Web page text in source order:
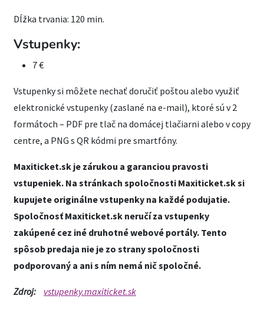
Dĺžka trvania: 120 min.
Vstupenky:
7 €
Vstupenky si môžete nechať doručiť poštou alebo využiť
elektronické vstupenky (zaslané na e-mail), ktoré sú v 2
formátoch – PDF pre tlač na domácej tlačiarni alebo v copy
centre, a PNG s QR kódmi pre smartfóny.
Maxiticket.sk je zárukou a garanciou pravosti
vstupeniek. Na stránkach spoločnosti Maxiticket.sk si
kupujete originálne vstupenky na každé podujatie.
Spoločnosť Maxiticket.sk neručí za vstupenky
zakúpené cez iné druhotné webové portály. Tento
spôsob predaja nie je zo strany spoločnosti
podporovaný a ani s ním nemá nič spoločné.
Zdroj: vstupenky.maxiticket.sk